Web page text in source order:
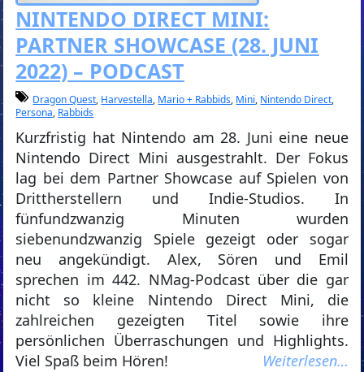
NINTENDO DIRECT MINI:
PARTNER SHOWCASE (28. JUNI
2022) – PODCAST
Dragon Quest, Harvestella, Mario + Rabbids, Mini, Nintendo Direct,
Persona, Rabbids
Kurzfristig hat Nintendo am 28. Juni eine neue
Nintendo Direct Mini ausgestrahlt. Der Fokus
lag bei dem Partner Showcase auf Spielen von
Drittherstellern und Indie-Studios. In
fünfundzwanzig Minuten wurden
siebenundzwanzig Spiele gezeigt oder sogar
neu angekündigt. Alex, Sören und Emil
sprechen im 442. NMag-Podcast über die gar
nicht so kleine Nintendo Direct Mini, die
zahlreichen gezeigten Titel sowie ihre
persönlichen Überraschungen und Highlights.
Viel Spaß beim Hören!
Weiterlesen…